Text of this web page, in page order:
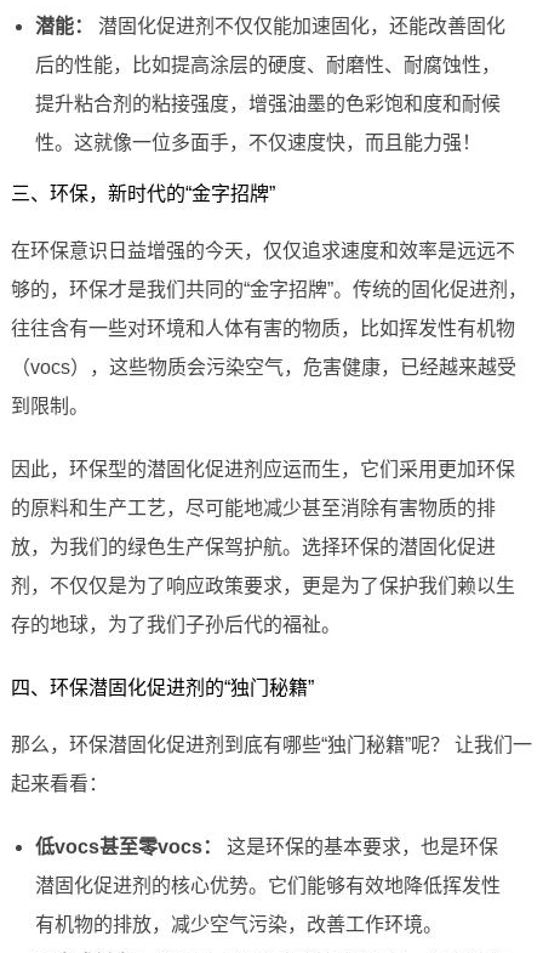
潜能：
潜固化促进剂不仅仅能加速固化，还能改善固化
后的性能，比如提高涂层的硬度、耐磨性、耐腐蚀性，
提升粘合剂的粘接强度，增强油墨的色彩饱和度和耐候
性。这就像一位多面手，不仅速度快，而且能力强！
三、环保，新时代的“金字招牌”
在环保意识日益增强的今天，仅仅追求速度和效率是远远不
够的，环保才是我们共同的“金字招牌”。传统的固化促进剂，
往往含有一些对环境和人体有害的物质，比如挥发性有机物
（vocs），这些物质会污染空气，危害健康，已经越来越受
到限制。
因此，环保型的潜固化促进剂应运而生，它们采用更加环保
的原料和生产工艺，尽可能地减少甚至消除有害物质的排
放，为我们的绿色生产保驾护航。选择环保的潜固化促进
剂，不仅仅是为了响应政策要求，更是为了保护我们赖以生
存的地球，为了我们子孙后代的福祉。
四、环保潜固化促进剂的“独门秘籍”
那么，环保潜固化促进剂到底有哪些“独门秘籍”呢？ 让我们一
起来看看：
低vocs甚至零vocs：
这是环保的基本要求，也是环保
潜固化促进剂的核心优势。它们能够有效地降低挥发性
有机物的排放，减少空气污染，改善工作环境。